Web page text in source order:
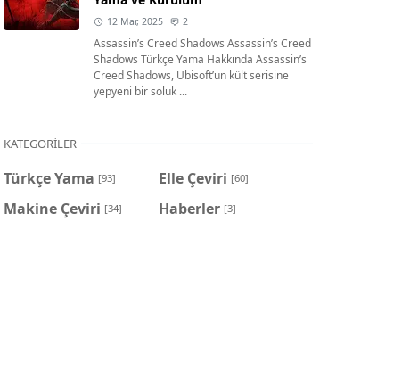
12 Mar, 2025 2
Assassin’s Creed Shadows Assassin’s Creed
Shadows Türkçe Yama Hakkında Assassin’s
Creed Shadows, Ubisoft’un kült serisine
yepyeni bir soluk ...
KATEGORILER
Türkçe Yama [93] Elle Çeviri [60]
Makine Çeviri [34] Haberler [3]